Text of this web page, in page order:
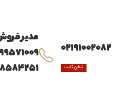
02191002082
تلفن ثابت
مدیر